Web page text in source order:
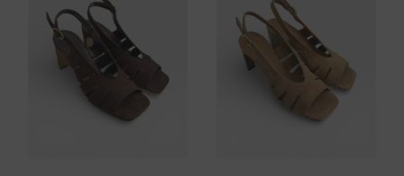
e imposta le tue preferenze nella
sezione dettagli
modificare o ritirare il tuo consenso in qualsiasi momento
dalla Dichiarazione sui cookie.
Utilizziamo i cookie per personalizzare contenuti ed
annunci, per fornire funzionalità dei social media e per